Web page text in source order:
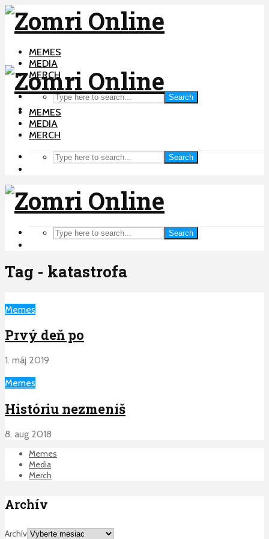
MEMES
MEDIA
MERCH
Search
MEMES
MEDIA
MERCH
Search
Search
Tag - katastrofa
Memes
Prvý deň po
1. máj 2019
Memes
Históriu nezmeníš
8. aug 2018
Memes
Media
Merch
Archív
Archív